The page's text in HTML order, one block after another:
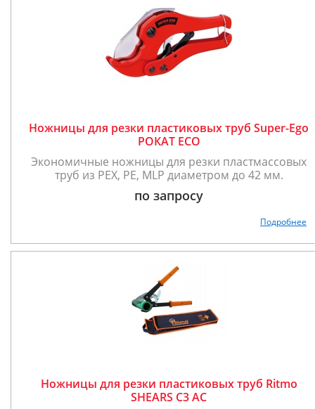
Ножницы для резки пластиковых труб Super-Ego
РОКАТ ECO
Экономичные ножницы для резки пластмассовых
труб из PEX, PE, MLP диаметром до 42 мм.
по запросу
Подробнее
Ножницы для резки пластиковых труб Ritmo
SHEARS C3 AC